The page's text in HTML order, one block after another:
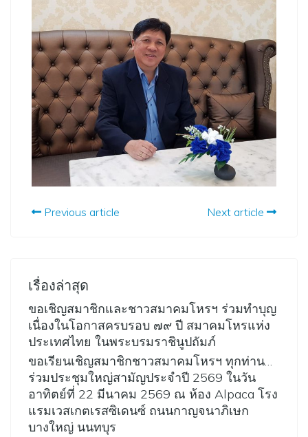
Previous article Next article
เรื่องล่าสุด
ขอเชิญสมาชิกและชาวสมาคมโหรฯ ร่วมทำบุญ
เนื่องในโอกาสครบรอบ ๗๙ ปี สมาคมโหรแห่ง
ประเทศไทย ในพระบรมราชินูปถัมภ์
ขอเรียนเชิญสมาชิกชาวสมาคมโหรฯ ทุกท่าน…
ร่วมประชุมใหญ่สามัญประจำปี 2569 ในวัน
อาทิตย์ที่ 22 มีนาคม 2569 ณ ห้อง Alpaca โรง
แรมเวสเกตเรสซิเดนซ์ ถนนกาญจนาภิเษก
บางใหญ่ นนทบุร